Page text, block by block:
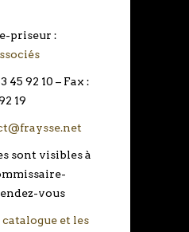
priseur :
45 92 10 – Fax :
19
sont visibles à
vous
et les